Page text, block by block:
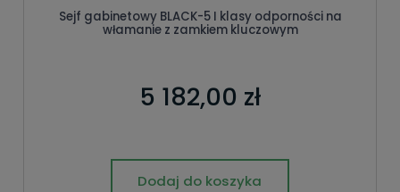
Sejf gabinetowy BLACK-5 I klasy odporności na
włamanie z zamkiem kluczowym
5 182,00 zł
Dodaj do koszyka